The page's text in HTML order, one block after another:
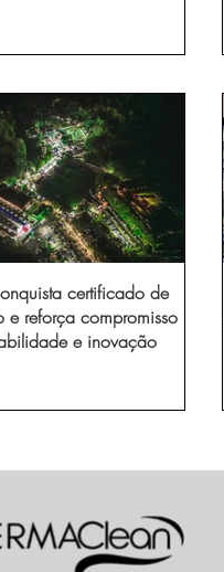
certificado de
e reforça compromisso
e inovação